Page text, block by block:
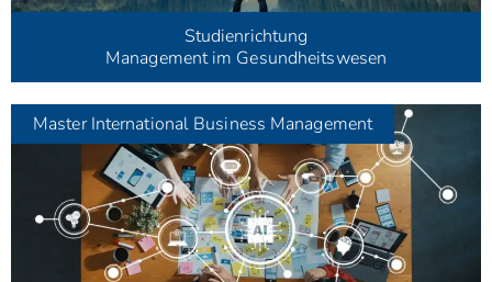
Studienrichtung
Management im Gesundheitswesen
MasterInternational Business Management